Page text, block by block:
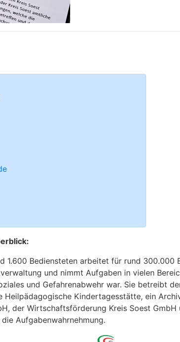
1.600 Bediensteten arbeitet für rund
und nimmt Aufgaben in vielen
und Gefahrenabwehr war. Sie betreibt
Heilpädagogische Kindertagesstätte, ein
der Wirtschaftsförderung Kreis Soest
Aufgabenwahrnehmung.